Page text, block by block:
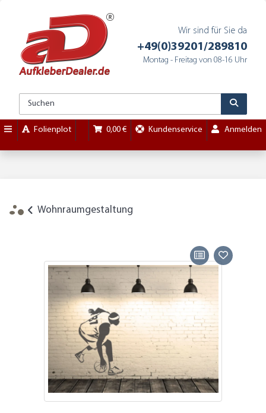
Wir sind für Sie da
+49(0)39201/289810
Montag - Freitag von 08-16 Uhr
Folienplot 0,00 € Kundenservice Anmelden
Wohnraumgestaltung